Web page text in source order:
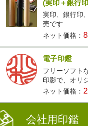
(実印＋銀行
実印、銀行印
売です
ネット価格：
電子印鑑
フリーソフト
印影で、オリ
ネット価格：
会社用印鑑